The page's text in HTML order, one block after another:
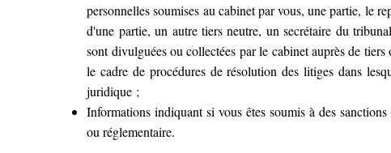
personnelles soumises au cabinet par vous, une partie, le
d'une partie, un autre tiers neutre, un secrétaire du
sont divulguées ou collectées par le cabinet auprès de
le cadre de procédures de résolution des litiges dans
juridique ;
Informations indiquant si vous êtes soumis à des
ou réglementaire.